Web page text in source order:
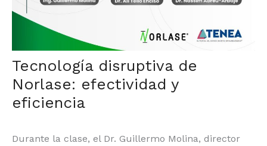
Tecnología disruptiva de
Norlase: efectividad y
eficiencia
Durante la clase, el Dr. Guillermo Molina, director